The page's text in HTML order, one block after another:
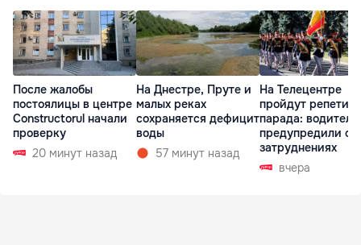
После жалобы
постоялицы в центре
Constructorul начали
проверку
20 минут назад
На Днестре, Пруте и
малых реках
сохраняется дефицит
воды
57 минут назад
На Телецентре
пройдут
парада:
предупредили о
затруднениях
вчера